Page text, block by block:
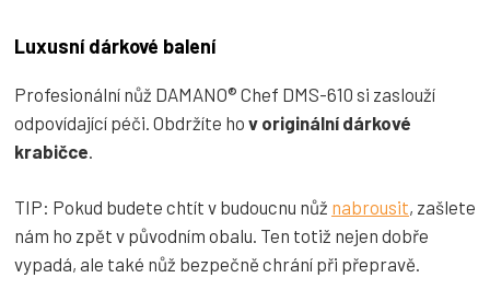
Luxusní dárkové balení
Profesionální nůž DAMANO® Chef DMS-610 si zaslouží
odpovídající péči. Obdržíte ho v originální dárkové
krabičce.
TIP: Pokud budete chtít v budoucnu nůž nabrousit, zašlete
nám ho zpět v původním obalu. Ten totiž nejen dobře
vypadá, ale také nůž bezpečně chrání při přepravě.